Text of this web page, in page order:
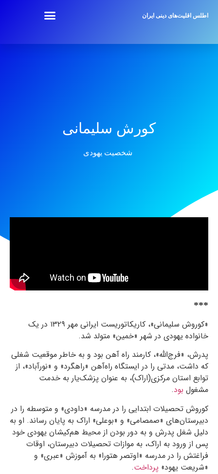
اطلس اقلیت‌های دینی ایران
کورش سلیمانی
شخصیت یهودی
***
«کوروش سلیمانی»، کاریکاتوریست ایرانی مهر ۱۳۲۹در یک
خانواده یهودی در شهر «خمین» متولد شد.
پدرش، «فرج‌الله»، کارمند راه آهن بود و به خاطر موقعیت شغلی
که داشت، مدتی را در ایستگاه راه‌آهن «راهگرد» و «نورآباد»، از
توابع استان مرکزی(اراک)، به عنوان پزشک‌یار به خدمت
مشغول بود.
کوروش تحصیلات ابتدایی را در مدرسه «داودی» و متوسطه را در
دبیرستان‌های «صمصامی» و «بوعلی» اراک به پایان رساند. او به
دلیل شغل پدرش و به دور بودن از محیط هم‌کیشان یهودی خود
پس از ورود به اراک، به موازات تحصیلات دبیرستان، اوقات
فراغتش را در مدرسه «اوتصر هتورا» به آموزش «عبری» و
«شریعت یهود» پرداخت.